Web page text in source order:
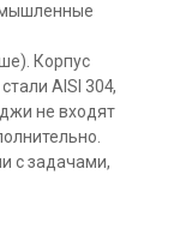
Корпус
AISI 304,
не входят
с задачами,